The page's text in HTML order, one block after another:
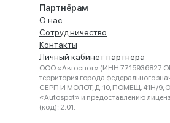
Партнёрам
О нас
Сотрудничество
Контакты
Личный кабинет партнера
ООО «Автоспот» (ИНН 7715936827
территория города
СЕРП И МОЛОТ, Д. 10, ПОМЕЩ. 41Н/9,
«Autospot» и предоставлению
(код): 2.01.